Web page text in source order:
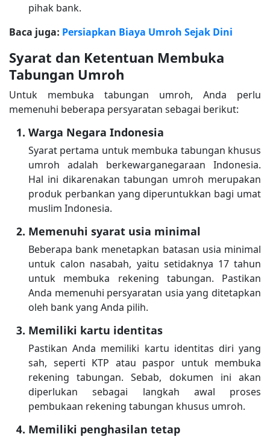
pihak bank.
Baca juga: Persiapkan Biaya Umroh Sejak Dini
Syarat dan Ketentuan Membuka
Tabungan Umroh
Untuk membuka tabungan umroh, Anda perlu
memenuhi beberapa persyaratan sebagai berikut:
Warga Negara Indonesia
Syarat pertama untuk membuka tabungan khusus
umroh adalah berkewarganegaraan Indonesia.
Hal ini dikarenakan tabungan umroh merupakan
produk perbankan yang diperuntukkan bagi umat
muslim Indonesia.
Memenuhi syarat usia minimal
Beberapa bank menetapkan batasan usia minimal
untuk calon nasabah, yaitu setidaknya 17 tahun
untuk membuka rekening tabungan. Pastikan
Anda memenuhi persyaratan usia yang ditetapkan
oleh bank yang Anda pilih.
Memiliki kartu identitas
Pastikan Anda memiliki kartu identitas diri yang
sah, seperti KTP atau paspor untuk membuka
rekening tabungan. Sebab, dokumen ini akan
diperlukan sebagai langkah awal proses
pembukaan rekening tabungan khusus umroh.
Memiliki penghasilan tetap